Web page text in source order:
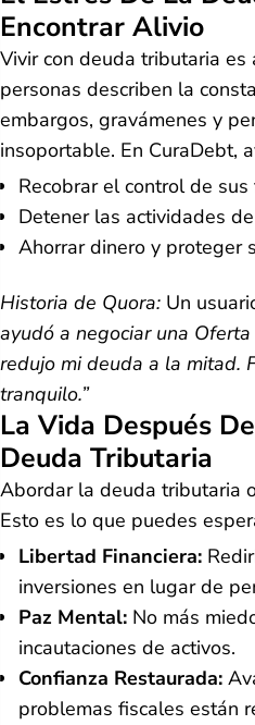
Encontrar Alivio
Vivir con deuda tributaria es
personas describen la
embargos, gravámenes y
insoportable. En CuraDebt,
Recobrar el control de sus
Detener las actividades
Ahorrar dinero y proteger
Historia de Quora: Un
ayudó a negociar una
redujo mi deuda a la mitad.
tranquilo.”
La Vida Después
Deuda Tributaria
Abordar la deuda tributaria
Esto es lo que puedes
Libertad Financiera:
inversiones en lugar de
Paz Mental: No más
incautaciones de activos.
Confianza Restaurada:
problemas fiscales están